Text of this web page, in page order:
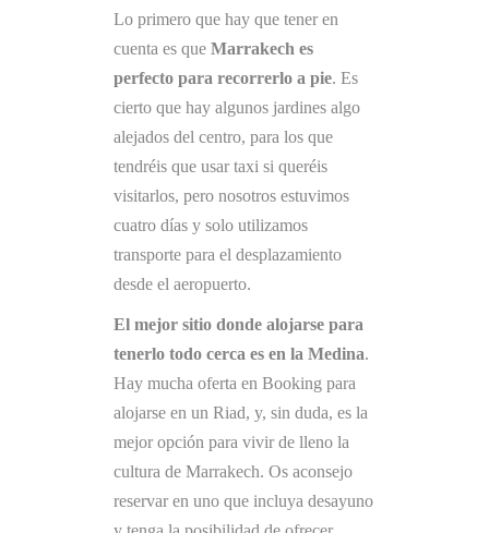
Lo primero que hay que tener en
cuenta es que Marrakech es
perfecto para recorrerlo a pie. Es
cierto que hay algunos jardines algo
alejados del centro, para los que
tendréis que usar taxi si queréis
visitarlos, pero nosotros estuvimos
cuatro días y solo utilizamos
transporte para el desplazamiento
desde el aeropuerto.
El mejor sitio donde alojarse para
tenerlo todo cerca es en la Medina.
Hay mucha oferta en Booking para
alojarse en un Riad, y, sin duda, es la
mejor opción para vivir de lleno la
cultura de Marrakech. Os aconsejo
reservar en uno que incluya desayuno